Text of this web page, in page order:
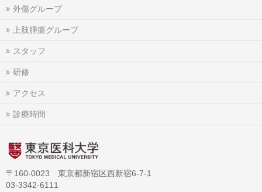
外傷グループ
上肢腫瘍グループ
スタッフ
研修
アクセス
診療時間
〒160-0023 東京都新宿区西新宿6-7-1
03-3342-6111